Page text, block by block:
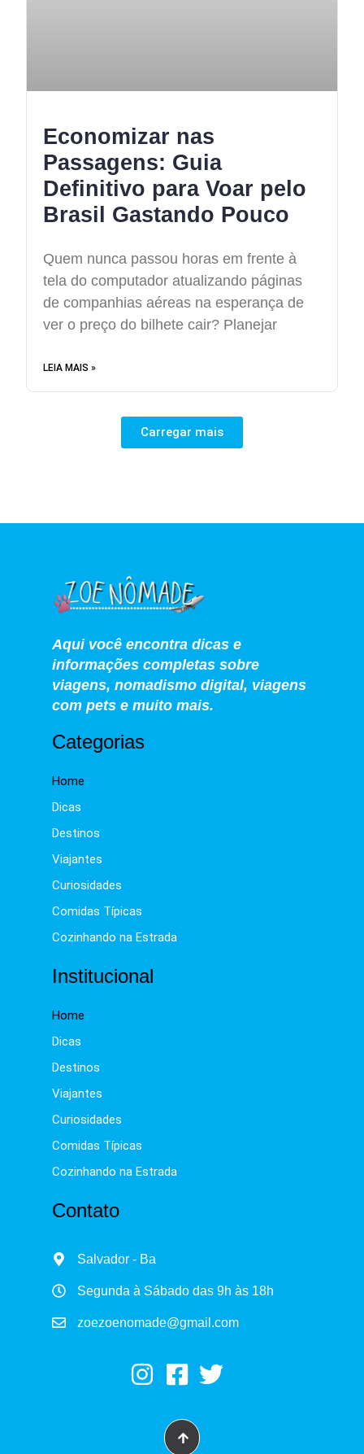
Economizar nas
Passagens: Guia
Definitivo para Voar pelo
Brasil Gastando Pouco
Quem nunca passou horas em frente à
tela do computador atualizando páginas
de companhias aéreas na esperança de
ver o preço do bilhete cair? Planejar
LEIA MAIS »
Carregar mais
Aqui você encontra dicas e
informações completas sobre
viagens, nomadismo digital, viagens
com pets e muito mais.
Categorias
Home
Dicas
Destinos
Viajantes
Curiosidades
Comidas Típicas
Cozinhando na Estrada
Institucional
Home
Dicas
Destinos
Viajantes
Curiosidades
Comidas Típicas
Cozinhando na Estrada
Contato
Salvador - Ba
Segunda à Sábado das 9h às 18h
zoezoenomade@gmail.com